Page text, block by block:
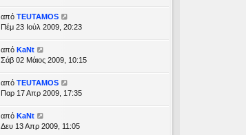
από TEUTAMOS
Πέμ 23 Ιούλ 2009, 20:23
από KaNt
Σάβ 02 Μάιος 2009, 10:15
από TEUTAMOS
Παρ 17 Απρ 2009, 17:35
από KaNt
Δευ 13 Απρ 2009, 11:05